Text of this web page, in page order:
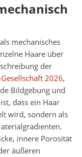
mechanisches
Haare über
der
2026,
Bildgebung und
dass ein Haar
wird, sondern als
innere Porosität
äußeren